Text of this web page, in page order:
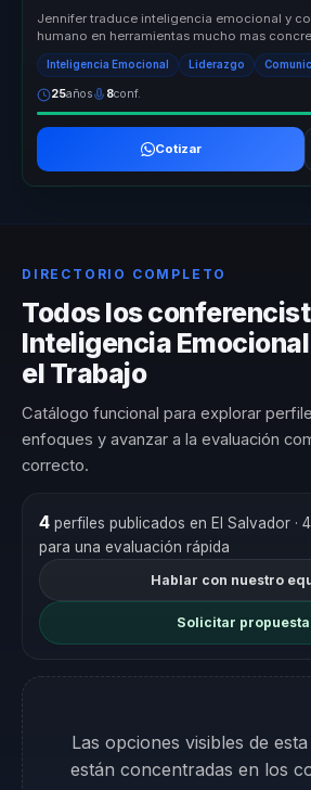
Jennifer traduce inteligencia emocional y
humano en herramientas mucho mas
colaboracion, comunic...
Inteligencia Emocional Liderazgo
25años 8conf.
Cotizar
DIRECTORIO COMPLETO
Todos los
Inteligencia
el Trabajo
Catálogo funcional para explorar
enfoques y avanzar a la evaluación
correcto.
4perfiles publicados en El Salvador ·
para una evaluación rápida
Hablar con nuestro
Solicitar propuesta
Las opciones visibles de
están concentradas en los